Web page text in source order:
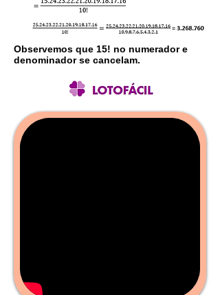
Observemos que 15! no numerador e
denominador se cancelam.